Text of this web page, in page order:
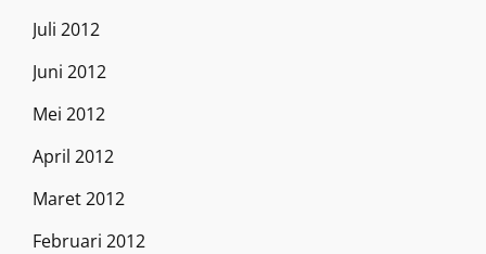
Juli 2012
Juni 2012
Mei 2012
April 2012
Maret 2012
Februari 2012